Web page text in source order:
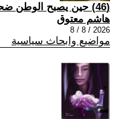
(46) حين يصبح الوطن ضحيةً للهويات
هاشم معتوق
2026 / 8 / 8
مواضيع وابحاث سياسية